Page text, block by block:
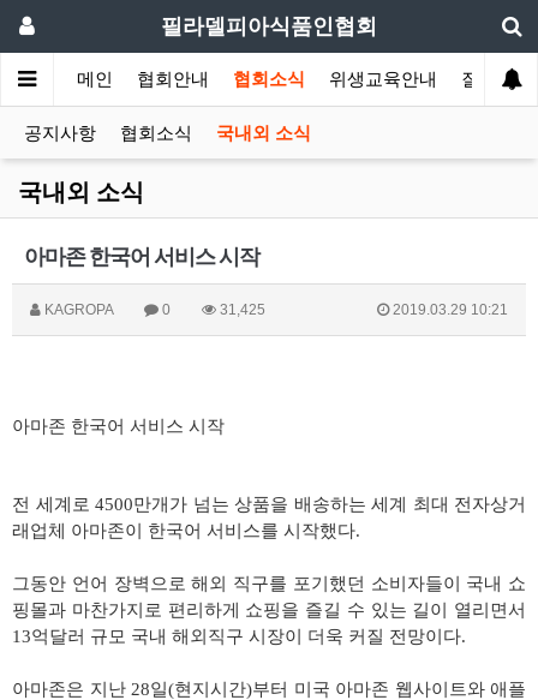
필라델피아식품인협회
메인 협회안내 협회소식 위생교육안내 질의답변
공지사항 협회소식 국내외 소식
국내외 소식
아마존 한국어 서비스 시작
KAGROPA 0 31,425 2019.03.29 10:21
아마존 한국어 서비스 시작
전 세계로 4500만개가 넘는 상품을 배송하는 세계 최대 전자상거
래업체 아마존이 한국어 서비스를 시작했다.
그동안 언어 장벽으로 해외 직구를 포기했던 소비자들이 국내 쇼
핑몰과 마찬가지로 편리하게 쇼핑을 즐길 수 있는 길이 열리면서
13억달러 규모 국내 해외직구 시장이 더욱 커질 전망이다.
아마존은 지난28일(현지시간)부터 미국 아마존 웹사이트와 애플